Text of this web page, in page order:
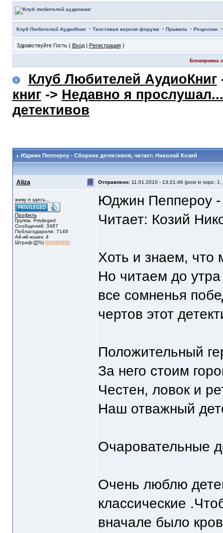
Клуб Любителей АудиоКниг· Текстовая версия форума · Правила · Рецензии
Здравствуйте Гость ( Вход| Регистрация)
Блокировка
Клуб Любителей АудиоКниг
книг-> Недавно я прослушал...
детективов
Юджин Пеппероу - Сборник детективов, читает: Николай Козий
Aliza Отправлено: 11.01.2010 - 13:21:46 (post in topic: 1,
живу я здесь...
Профиль
Группа: Privileged
Сообщений: 3487
Поблагодарили: 7149
Ай-яй-юшек: 4
Штраф:(0%)
Юджин Пеппероу -
Читает: Козий
Хоть и знаем, что
Но читаем до утра
все сомненья
чертов этот
Положительный
За него стоим
Честен, ловок и
Наш отважный
Очаровательные
Очень люблю
классические
вначале было